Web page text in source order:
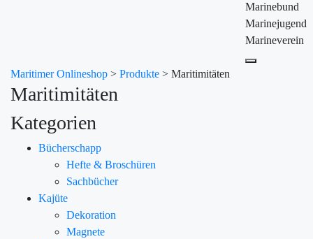
Marinebund
Marinejugend
Marineverein
Maritimer Onlineshop > Produkte > Maritimitäten
Maritimitäten
Kategorien
Bücherschapp
Hefte & Broschüren
Sachbücher
Kajüte
Dekoration
Magnete